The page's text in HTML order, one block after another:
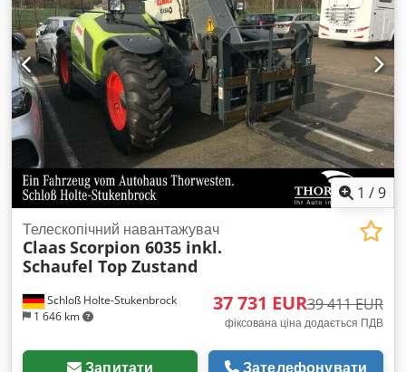
1 /9
Schloß Holte-Stukenbrock
1 646 km
Телескопічний навантажувач
ClaasScorpion 6035 inkl.
Schaufel Top Zustand
37 731 EUR39 411 EUR
фіксована ціна додається ПДВ
Запитати Зателефонувати